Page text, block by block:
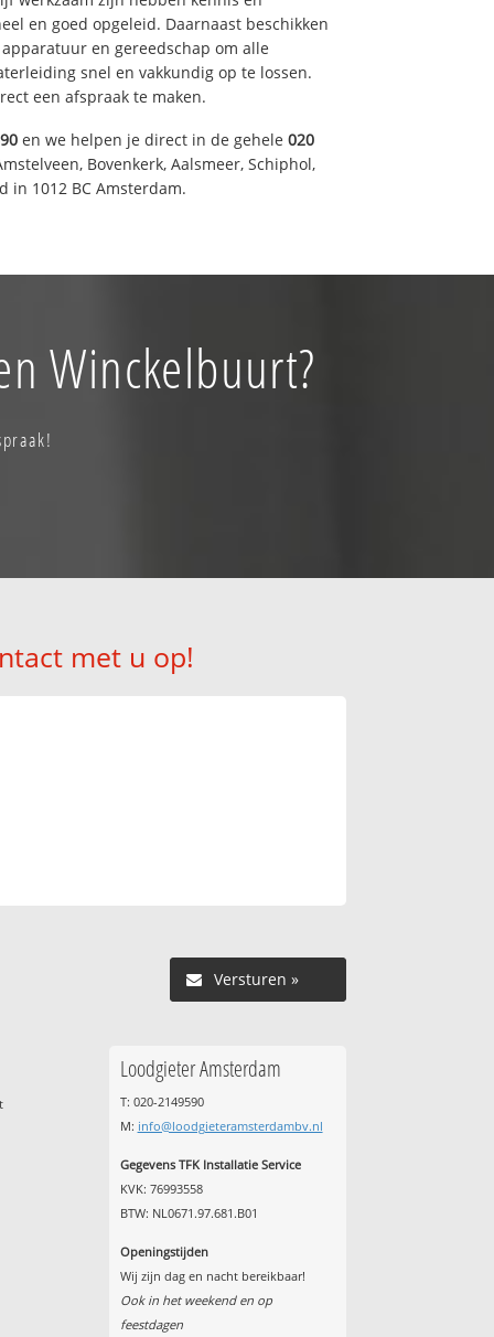
en goed opgeleid. Daarnaast beschikken
en gereedschap om alle
snel en vakkundig op te lossen.
een afspraak te maken.
en we helpen je direct in de gehele 020
Bovenkerk, Aalsmeer, Schiphol,
in 1012 BC Amsterdam.
Winckelbuurt?
met u op!
Versturen »
Loodgieter Amsterdam
T: 020-2149590
M: info@loodgieteramsterdambv.nl
Gegevens TFK Installatie Service
KVK: 76993558
BTW: NL0671.97.681.B01
Openingstijden
Wij zijn dag en nacht bereikbaar!
Ook in het weekend en op
feestdagen